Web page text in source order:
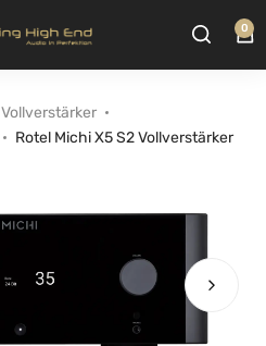
0
Vollverstärker
Rotel Michi X5 S2 Vollverstärker